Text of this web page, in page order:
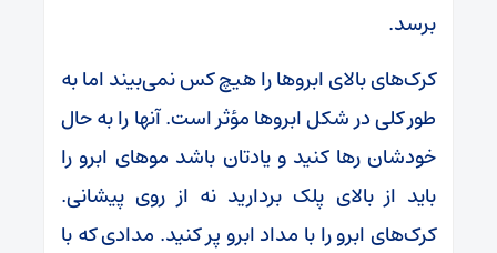
برسد.
کرک‌های بالای ابروها را هیچ کس نمی‌بیند اما به
طور کلی در شکل ابروها مؤثر است. آنها را به حال
خودشان رها کنید و یادتان باشد موهای ابرو را
باید از بالای پلک بردارید نه از روی پیشانی.
کرک‌های ابرو را با مداد ابرو پر کنید. مدادی که با